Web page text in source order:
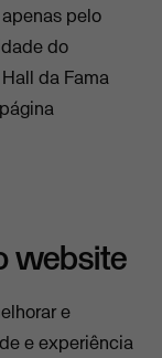
pelo
do
da Fama
website
e
e experiência